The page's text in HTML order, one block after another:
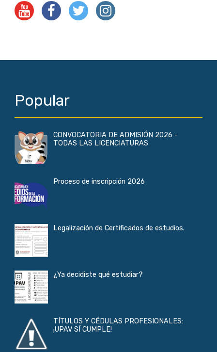
Popular
CONVOCATORIA DE ADMISIÓN 2026 -
TODAS LAS LICENCIATURAS
Proceso de inscripción 2026
Legalización de Certificados de estudios.
¿Ya decidiste qué estudiar?
TÍTULOS Y CÉDULAS PROFESIONALES:
¡UPAV SÍ CUMPLE!